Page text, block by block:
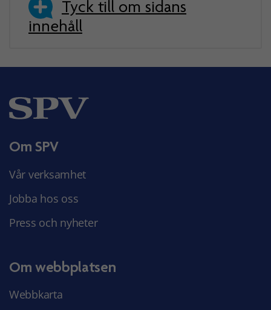
Tyck till om sidans
innehåll
Om SPV
Vår verksamhet
Jobba hos oss
Press och nyheter
Om webbplatsen
Webbkarta